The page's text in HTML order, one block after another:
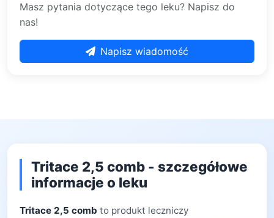
Masz pytania dotyczące tego leku? Napisz do
nas!
Napisz wiadomość
Tritace 2,5 comb - szczegółowe
informacje o leku
Tritace 2,5 comb to produkt leczniczy